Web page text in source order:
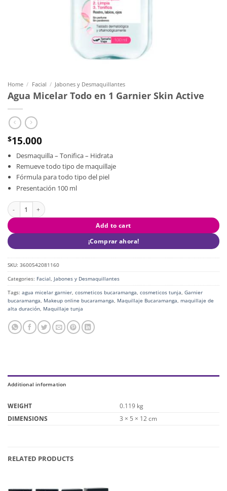
Home / Facial / Jabones y Desmaquillantes
Agua Micelar Todo en 1 Garnier Skin Active
$15.000
Desmaquilla – Tonifica – Hidrata
Remueve todo tipo de maquillaje
Fórmula para todo tipo del piel
Presentación 100 ml
Agua Micelar Todo en 1 Garnier Skin Active quantity
Add to cart
¡Comprar ahora!
SKU: 3600542081160
Categories: Facial, Jabones y Desmaquillantes
Tags: agua micelar garnier, cosmeticos bucaramanga, cosmeticos tunja, Garnier
bucaramanga, Makeup online bucaramanga, Maquillaje Bucaramanga, maquillaje de
alta duración, Maquillaje tunja
Additional information
WEIGHT
0.119 kg
DIMENSIONS
3 × 5 × 12 cm
RELATED PRODUCTS